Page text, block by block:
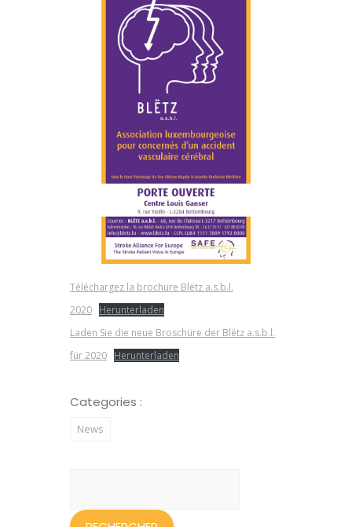
Téléchargez la brochure Blëtz a.s.b.l.
2020 Herunterladen
Laden Sie die neue Broschüre der Blëtz a.s.b.l.
für 2020 Herunterladen
Categories :
News